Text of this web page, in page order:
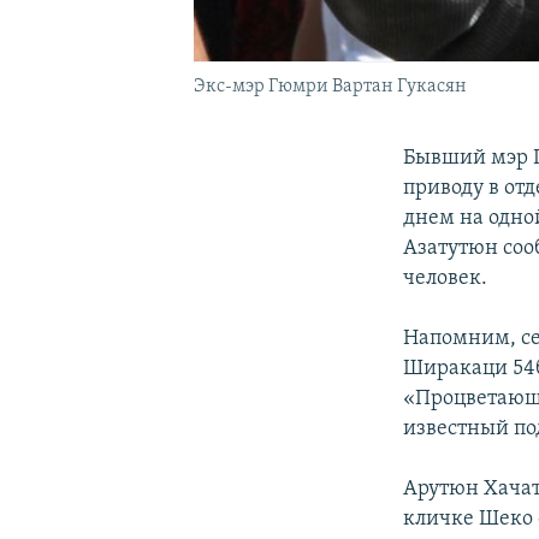
Экс-мэр Гюмри Вартан Гукасян
Бывший мэр
приводу в
днем на
Азатутюн
человек.
Напомним,
Ширакаци
известный
Арутюн
кличке Шеко